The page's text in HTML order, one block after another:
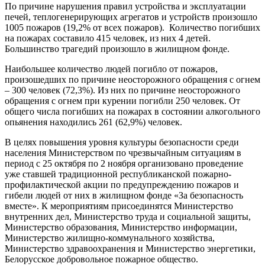
По причине нарушения правил устройства и эксплуатации
печей, теплогенерирующих агрегатов и устройств произошло
1005 пожаров (19,2% от всех пожаров). Количество погибших
на пожарах составило 415 человек, из них 4 детей.
Большинство трагедий произошло в жилищном фонде.
Наибольшее количество людей погибло от пожаров,
произошедших по причине неосторожного обращения с огнем
– 300 человек (72,3%). Из них по причине неосторожного
обращения с огнем при курении погибли 250 человек. От
общего числа погибших на пожарах в состоянии алкогольного
опьянения находились 261 (62,9%) человек.
В целях повышения уровня культуры безопасности среди
населения Министерством по чрезвычайным ситуациям в
период с 25 октября по 2 ноября организовано проведение
уже ставшей традиционной республиканской пожарно-
профилактической акции по предупреждению пожаров и
гибели людей от них в жилищном фонде «За безопасность
вместе». К мероприятиям присоединятся Министерство
внутренних дел, Министерство труда и социальной защиты,
Министерство образования, Министерство информации,
Министерство жилищно-коммунального хозяйства,
Министерство здравоохранения и Министерство энергетики,
Белорусское добровольное пожарное общество.